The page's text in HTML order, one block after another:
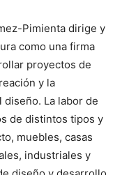
Pimienta dirige y
como una firma
proyectos de
y la
La labor de
de distintos tipos y
muebles, casas
industriales y